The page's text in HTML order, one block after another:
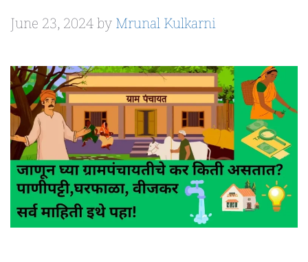
June 23, 2024byMrunal Kulkarni